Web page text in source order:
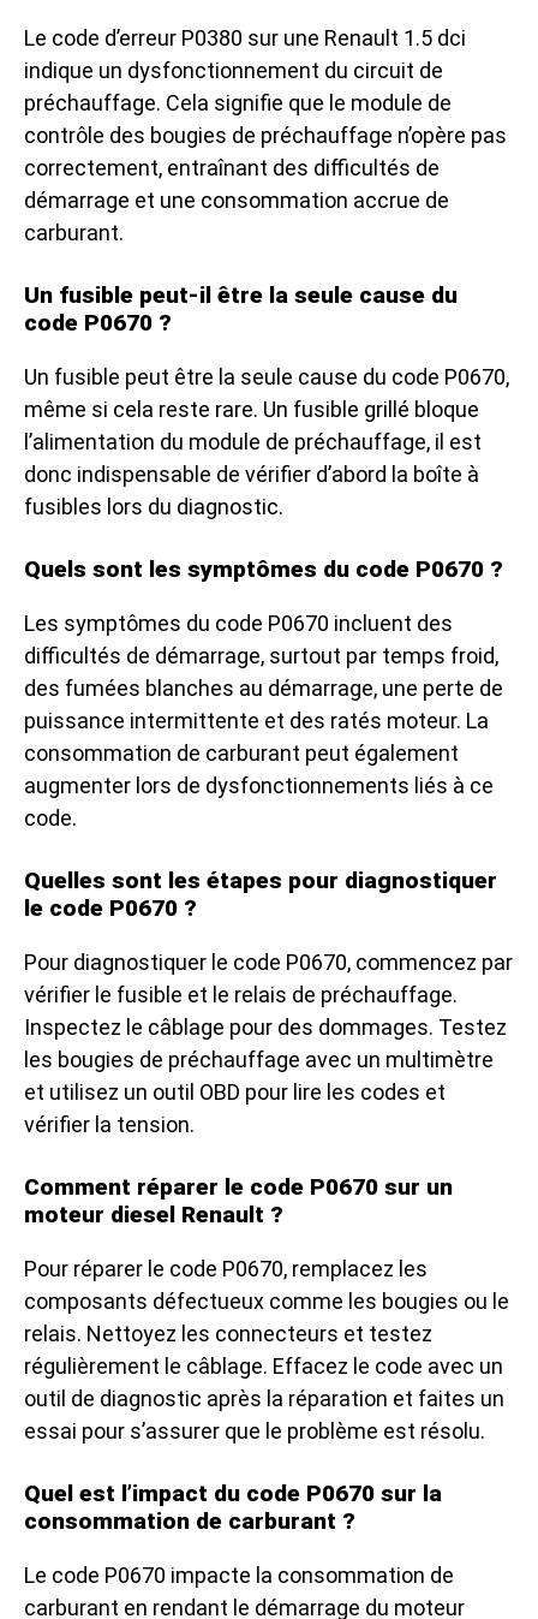
Le code d’erreur P0380 sur une Renault 1.5 dci
indique un dysfonctionnement du circuit de
préchauffage. Cela signifie que le module de
contrôle des bougies de préchauffage n’opère pas
correctement, entraînant des difficultés de
démarrage et une consommation accrue de
carburant.
Un fusible peut-il être la seule cause du
code P0670 ?
Un fusible peut être la seule cause du code P0670,
même si cela reste rare. Un fusible grillé bloque
l’alimentation du module de préchauffage, il est
donc indispensable de vérifier d’abord la boîte à
fusibles lors du diagnostic.
Quels sont les symptômes du code P0670 ?
Les symptômes du code P0670 incluent des
difficultés de démarrage, surtout par temps froid,
des fumées blanches au démarrage, une perte de
puissance intermittente et des ratés moteur. La
consommation de carburant peut également
augmenter lors de dysfonctionnements liés à ce
code.
Quelles sont les étapes pour diagnostiquer
le code P0670 ?
Pour diagnostiquer le code P0670, commencez par
vérifier le fusible et le relais de préchauffage.
Inspectez le câblage pour des dommages. Testez
les bougies de préchauffage avec un multimètre
et utilisez un outil OBD pour lire les codes et
vérifier la tension.
Comment réparer le code P0670 sur un
moteur diesel Renault ?
Pour réparer le code P0670, remplacez les
composants défectueux comme les bougies ou le
relais. Nettoyez les connecteurs et testez
régulièrement le câblage. Effacez le code avec un
outil de diagnostic après la réparation et faites un
essai pour s’assurer que le problème est résolu.
Quel est l’impact du code P0670 sur la
consommation de carburant ?
Le code P0670 impacte la consommation de
carburant en rendant le démarrage du moteur